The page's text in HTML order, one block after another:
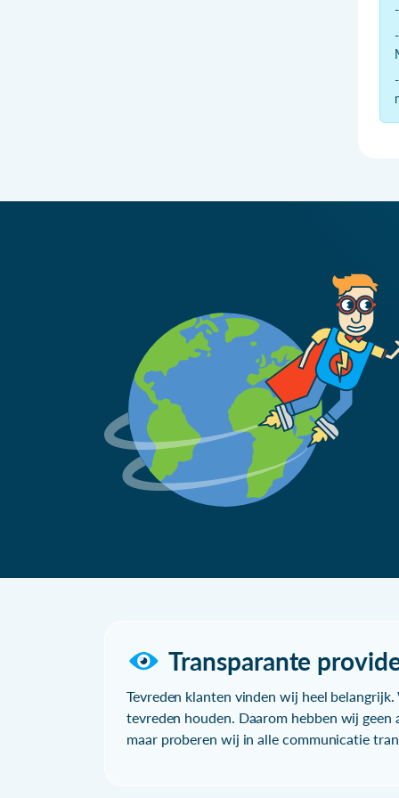
Transparante
Tevreden klanten vinden wij heel
tevreden houden. Daarom hebben wij geen
maar proberen wij in alle communicatie